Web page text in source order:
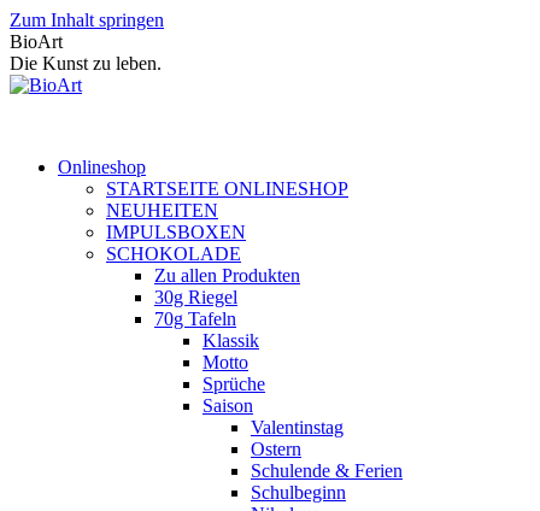
Zum Inhalt springen
BioArt
Die Kunst zu leben.
Onlineshop
STARTSEITE ONLINESHOP
NEUHEITEN
IMPULSBOXEN
SCHOKOLADE
Zu allen Produkten
30g Riegel
70g Tafeln
Klassik
Motto
Sprüche
Saison
Valentinstag
Ostern
Schulende & Ferien
Schulbeginn